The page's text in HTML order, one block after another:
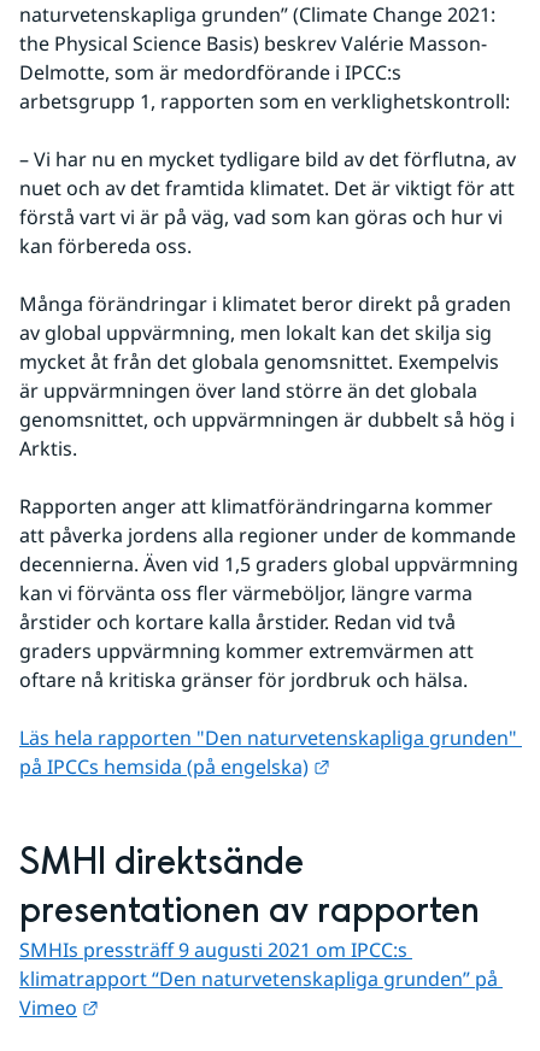
naturvetenskapliga grunden” (Climate Change 2021:
the Physical Science Basis) beskrev Valérie Masson-
Delmotte, som är medordförande i IPCC:s
arbetsgrupp 1, rapporten som en verklighetskontroll:
– Vi har nu en mycket tydligare bild av det förflutna, av
nuet och av det framtida klimatet. Det är viktigt för att
förstå vart vi är på väg, vad som kan göras och hur vi
kan förbereda oss.
Många förändringar i klimatet beror direkt på graden
av global uppvärmning, men lokalt kan det skilja sig
mycket åt från det globala genomsnittet. Exempelvis
är uppvärmningen över land större än det globala
genomsnittet, och uppvärmningen är dubbelt så hög i
Arktis.
Rapporten anger att klimatförändringarna kommer
att påverka jordens alla regioner under de kommande
decennierna. Även vid 1,5 graders global uppvärmning
kan vi förvänta oss fler värmeböljor, längre varma
årstider och kortare kalla årstider. Redan vid två
graders uppvärmning kommer extremvärmen att
oftare nå kritiska gränser för jordbruk och hälsa.
Läs hela rapporten "Den naturvetenskapliga grunden"
på IPCCs hemsida (på engelska)
SMHI direktsände
presentationen av rapporten
SMHIs pressträff 9 augusti 2021 om IPCC:s
klimatrapport “Den naturvetenskapliga grunden” på
Vimeo